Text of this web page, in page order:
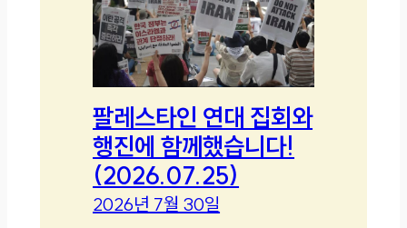
팔레스타인 연대 집회와
행진에 함께했습니다!
(2026.07.25)
2026년 7월 30일